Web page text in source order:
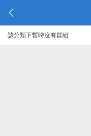
該分類下暫時沒有群組